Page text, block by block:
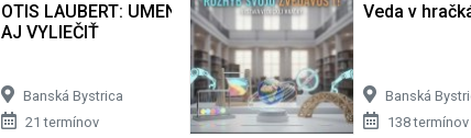
OTIS LAUBERT: UMENIE BY VÁS MOHLO
AJ VYLIEČIŤ
Banská Bystrica
21 termínov
Veda v
Banská
138 termínov